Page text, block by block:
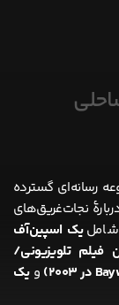
رسانه‌ای گسترده
نجات‌غریق‌های
شاملیک اسپین‌آف
فیلم تلویزیونی/
ویک